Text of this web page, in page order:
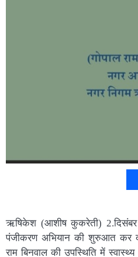
ऋषिकेश (आशीष कुकरेती) 2.दिसंबर
पंजीकरण अभियान की शुरुआत कर
राम बिनवाल की उपस्थिति में